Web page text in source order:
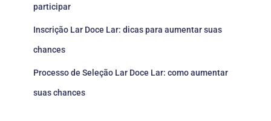
participar
Inscrição Lar Doce Lar: dicas para aumentar suas
chances
Processo de Seleção Lar Doce Lar: como aumentar
suas chances